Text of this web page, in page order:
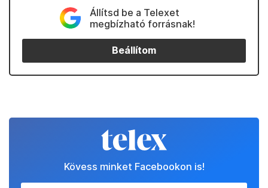
Állítsd be a Telexet
megbízható forrásnak!
Beállítom
Kövess minket Facebookon is!